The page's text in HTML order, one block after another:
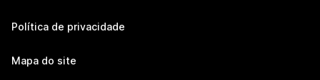
Política de privacidade
Mapa do site